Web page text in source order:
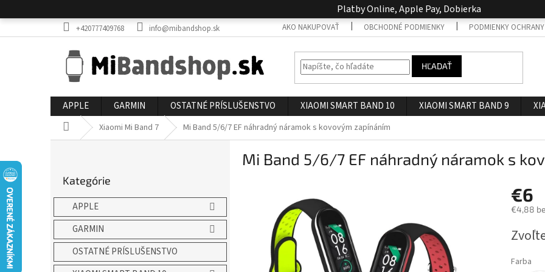
na
Platby Online, Apple Pay, Dobierka
+420777409768 info@mibandshop.sk AKO NAKUPOVAŤ OBCHODNÉ PODMIENKY PODMIENKY OCHRANY
HĽADAŤ
APPLE GARMIN OSTATNÉ PRÍSLUŠENSTVO XIAOMI SMART BAND 10 XIAOMI SMART BAND 9
DomovXiaomi Mi Band 7 Mi Band 5/6/7 EF náhradný náramok s kovovým zapínáním
ý
p
n
kategórie
Kategórie
APPLE
GARMIN
OSTATNÉ PRÍSLUŠENSTVO
Mi Band 5/6/7 EF náhradný náramok s
€6
€4,88
cena:
Farba